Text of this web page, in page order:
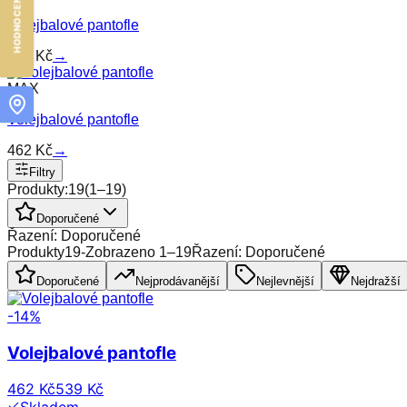
Volejbalové pantofle
462
Kč→
MAX
Volejbalové pantofle
462 Kč→
Filtry
Produkty:19(1–19)
Doporučené
Řazení: Doporučené
Produkty19-Zobrazeno 1–19Řazení: Doporučené
Doporučené Nejprodávanější Nejlevnější Nejdražší
-14%
Volejbalové pantofle
462 Kč539 Kč